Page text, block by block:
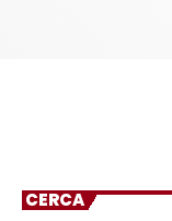
CERCA